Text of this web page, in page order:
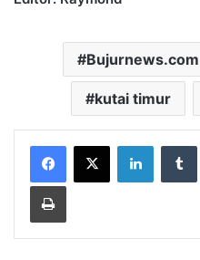
Bujurnews.com
kutai timur